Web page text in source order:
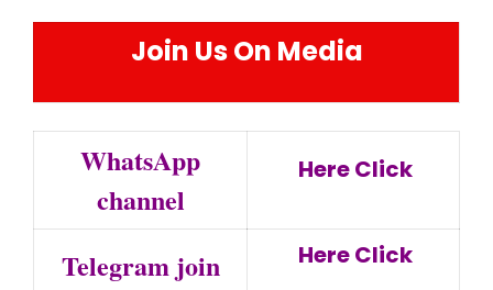
Join Us On Media
WhatsApp
channel
Here Click
Telegram join Here Click